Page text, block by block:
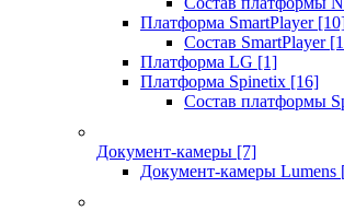
Платформа SmartPlayer
Состав SmartPlayer
Платформа LG [1]
Платформа Spinetix [16]
Состав платформы
Документ-камеры [7]
Документ-камеры Lumens